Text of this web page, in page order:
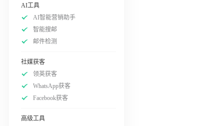
AI工具
AI智能营销助手
智能搜邮
邮件检测
社媒获客
领英获客
WhatsApp获客
Facebook获客
高级工具